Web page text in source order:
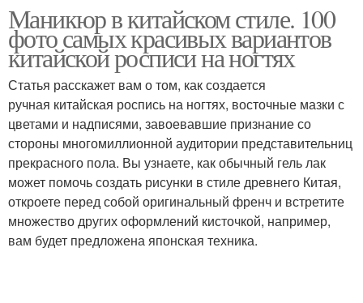
Стихия для маникюра
Маникюр с японской
тематикой
Японский маникюр Маникюр по фен
Маникюр с японскими
иероглифами
Маникюр в японском
стиле
Маникюр в китайском стиле. 100
фото самых красивых вариантов
китайской росписи на ногтях
Статья расскажет вам о том, как создается
ручная китайская роспись на ногтях, восточные мазки с
цветами и надписями, завоевавшие признание со
стороны многомиллионной аудитории представительниц
прекрасного пола. Вы узнаете, как обычный гель лак
может помочь создать рисунки в стиле древнего Китая,
откроете перед собой оригинальный френч и встретите
множество других оформлений кисточкой, например,
вам будет предложена японская техника.